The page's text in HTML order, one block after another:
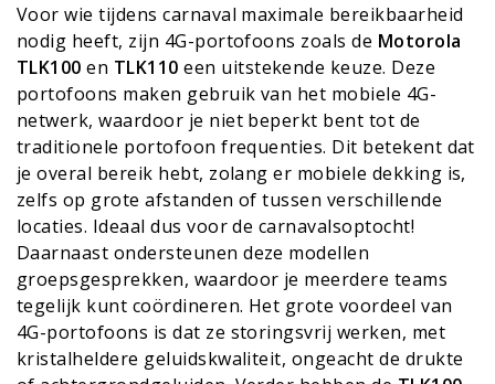
Voor wie tijdens carnaval maximale bereikbaarheid
nodig heeft, zijn 4G-portofoons zoals de Motorola
TLK100 en TLK110 een uitstekende keuze. Deze
portofoons maken gebruik van het mobiele 4G-
netwerk, waardoor je niet beperkt bent tot de
traditionele portofoon frequenties. Dit betekent dat
je overal bereik hebt, zolang er mobiele dekking is,
zelfs op grote afstanden of tussen verschillende
locaties. Ideaal dus voor de carnavalsoptocht!
Daarnaast ondersteunen deze modellen
groepsgesprekken, waardoor je meerdere teams
tegelijk kunt coördineren. Het grote voordeel van
4G-portofoons is dat ze storingsvrij werken, met
kristalheldere geluidskwaliteit, ongeacht de drukte